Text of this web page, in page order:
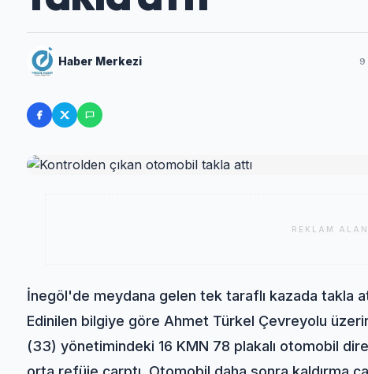
Haber Merkezi 9
REKLAM ALANI
İnegöl'de meydana gelen tek taraflı kazada takla
Edinilen bilgiye göre Ahmet Türkel Çevreyolu
(33) yönetimindeki 16 KMN 78 plakalı otomobil